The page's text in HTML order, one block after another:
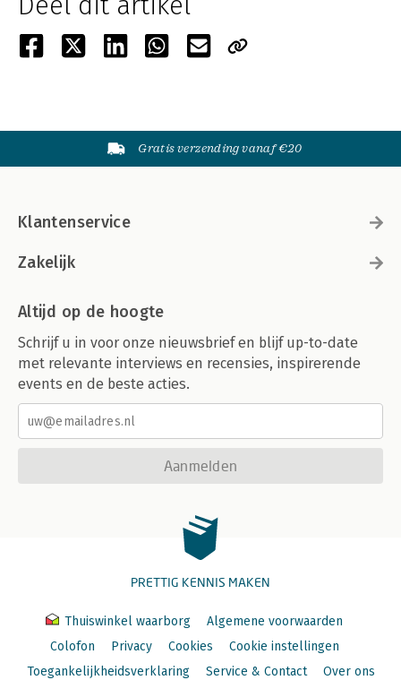
Gratis verzending vanaf €20
Klantenservice
Zakelijk
Altijd op de hoogte
Schrijf u in voor onze nieuwsbrief en blijf up-to-date
met relevante interviews en recensies, inspirerende
events en de beste acties.
Aanmelden
PRETTIG KENNIS MAKEN
Thuiswinkel waarborg
Algemene voorwaarden
Colofon
Privacy Cookies
Cookie instellingen
Toegankelijkheidsverklaring
Service & Contact Over ons